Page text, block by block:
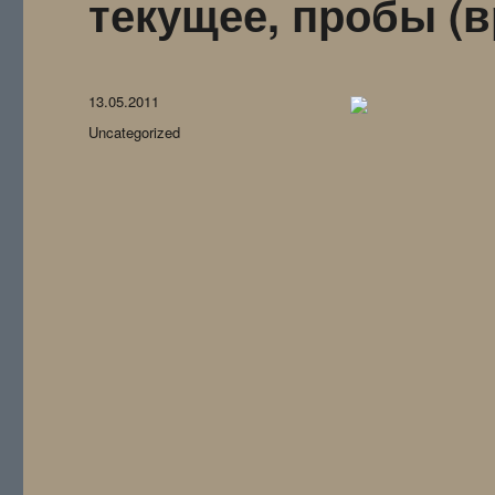
текущее, пробы
Опубликовано
13.05.2011
Рубрики
Uncategorized